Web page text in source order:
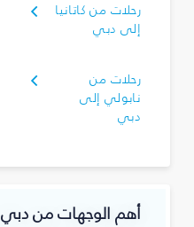
رحلات من كاتانيا
إلى دبي
رحلات من
نابولي إلى
دبي
أهم الوجهات من دبي